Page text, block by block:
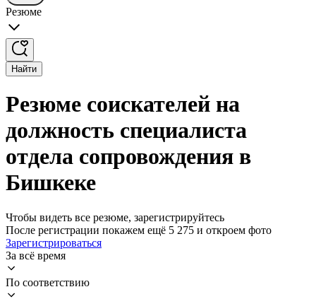
Резюме
Найти
Резюме соискателей на
должность специалиста
отдела сопровождения в
Бишкеке
Чтобы видеть все резюме, зарегистрируйтесь
После регистрации покажем ещё 5 275 и откроем фото
Зарегистрироваться
За всё время
По соответствию